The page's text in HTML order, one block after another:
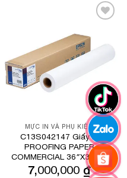
Wishlist
MỰC IN VÀ PHỤ KIỆN
C13S042147 Giấy in
PROOFING PAPER
COMMERCIAL 36″X30.5M
7,000,000 ₫